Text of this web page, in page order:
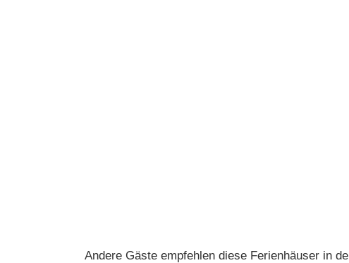
Andere Gäste empfehlen diese Ferienhäuser in